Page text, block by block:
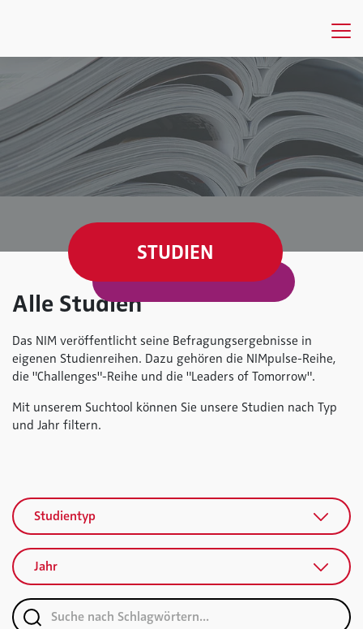
STUDIEN
Alle Studien
Das NIM veröffentlicht seine Befragungsergebnisse in
eigenen Studienreihen. Dazu gehören die NIMpulse-Reihe,
die "Challenges"-Reihe und die "Leaders of Tomorrow".
Mit unserem Suchtool können Sie unsere Studien nach Typ
und Jahr filtern.
Studientyp
Jahr